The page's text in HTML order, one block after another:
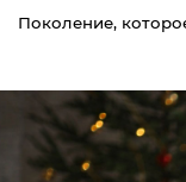
Поколение,